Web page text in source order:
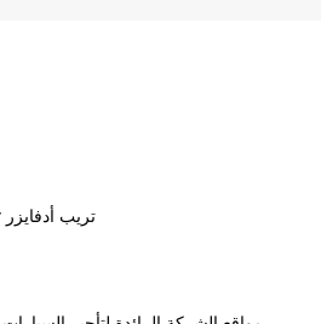
TripAdvisor تريب أدفايزر